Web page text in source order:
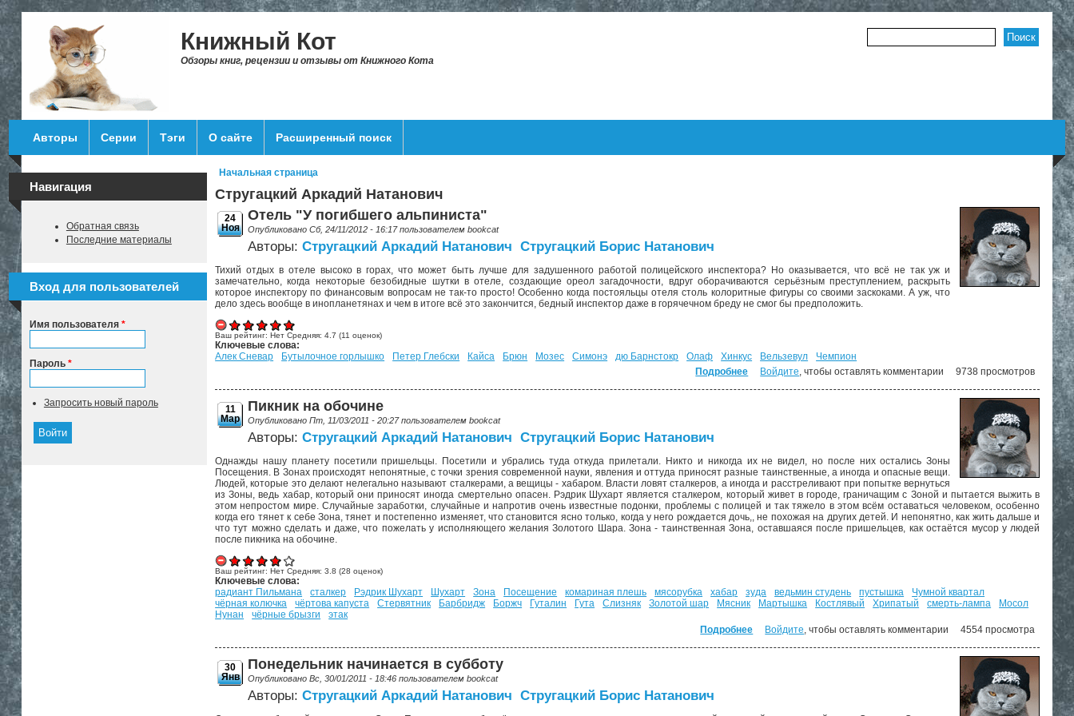
Перейти к основному содержанию
Книжный Кот
Обзоры книг, рецензии и отзывы от Книжного Кота
Форма поиска
Авторы Серии Тэги О сайте Расширенный поиск
Навигация
Обратная связь
Последние материалы
Вход для пользователей
Имя пользователя *
Пароль *
Запросить новый пароль
Вы здесь
Начальная страница
Стругацкий Аркадий Натанович
24
Ноя
Отель "У погибшего альпиниста"
Опубликовано Сб, 24/11/2012 - 16:17 пользователемbookcat
Авторы:Стругацкий Аркадий Натанович Стругацкий Борис Натанович
Тихий отдых в отеле высоко в горах, что может быть лучше для задушенного работой полицейского инспектора? Но оказывается, что всё не так уж и
замечательно, когда некоторые безобидные шутки в отеле, создающие ореол загадочности, вдруг оборачиваются серьёзным преступлением, раскрыть
которое инспектору по финансовым вопросам не так-то просто! Особенно когда постояльцы отеля столь колоритные фигуры со своими заскоками. А уж, что
дело здесь вообще в инопланетянах и чем в итоге всё это закончится, бедный инспектор даже в горячечном бреду не смог бы предположить.
Ваш рейтинг:Нет Средняя:4.7 (11 оценок)
Ключевые слова:
Алек Сневар
Бутылочное горлышко Петер Глебски Кайса Брюн Мозес Симонэ дю Барнстокр Олаф Хинкус Вельзевул
Чемпион
Подробнее о Отель "У погибшего альпиниста"
Войдите, чтобы оставлять комментарии 9738 просмотров
11
Мар
Пикник на обочине
Опубликовано Пт, 11/03/2011 - 20:27 пользователемbookcat
Авторы:Стругацкий Аркадий Натанович Стругацкий Борис Натанович
Однажды нашу планету посетили пришельцы. Посетили и убрались туда откуда прилетали. Никто и никогда их не видел, но после них остались Зоны
Посещения. В Зонах происходят непонятные, с точки зрения современной науки, явления и оттуда приносят разные таинственные, а иногда и опасные вещи.
Людей, которые это делают нелегально называют сталкерами, а вещицы - хабаром. Власти ловят сталкеров, а иногда и расстреливают при попытке вернуться
из Зоны, ведь хабар, который они приносят иногда смертельно опасен. Рэдрик Шухарт является сталкером, который живет в городе, граничащим с Зоной и пытается выжить в
этом непростом мире. Случайные заработки, случайные и напротив очень известные подонки, проблемы с полицей и так тяжело в этом всём оставаться человеком, особенно
когда его тянет к себе Зона, тянет и постепенно изменяет, что становится ясно только, когда у него рождается дочь,, не похожая на других детей. И непонятно, как жить дальше и
что тут можно сделать и даже, что пожелать у исполняющего желания Золотого Шара. Зона - таинственная Зона, оставшаяся после пришельцев, как остаётся мусор у людей
после пикника на обочине.
Ваш рейтинг:Нет Средняя:3.8 (28 оценок)
Ключевые слова:
радиант Пильмана
сталкер Рэдрик Шухарт Шухарт Зона Посещение комариная плешь мясорубка хабар зуда ведьмин студень пустышка
Чумной квартал
чёрная колючка
чёртова капуста Стервятник Барбридж Боржч Гуталин Гута Слизняк Золотой шар Мясник Мартышка Костлявый Хрипатый смерть-лампа
Мосол
Нунан
чёрные брызги
этак
Подробнее о Пикник на обочине
Войдите, чтобы оставлять комментарии 4554 просмотра
30
Янв
Понедельник начинается в субботу
Опубликовано Вс, 30/01/2011 - 18:46 пользователемbookcat
Авторы:Стругацкий Аркадий Натанович Стругацкий Борис Натанович